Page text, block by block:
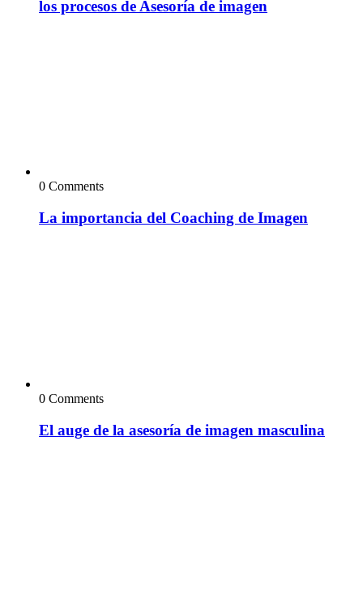
los procesos de Asesoría de imagen
0 Comments
La importancia del Coaching de Imagen
0 Comments
El auge de la asesoría de imagen masculina